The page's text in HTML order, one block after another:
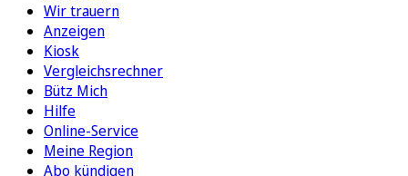
Wir trauern
Anzeigen
Kiosk
Vergleichsrechner
Bütz Mich
Hilfe
Online-Service
Meine Region
Abo kündigen